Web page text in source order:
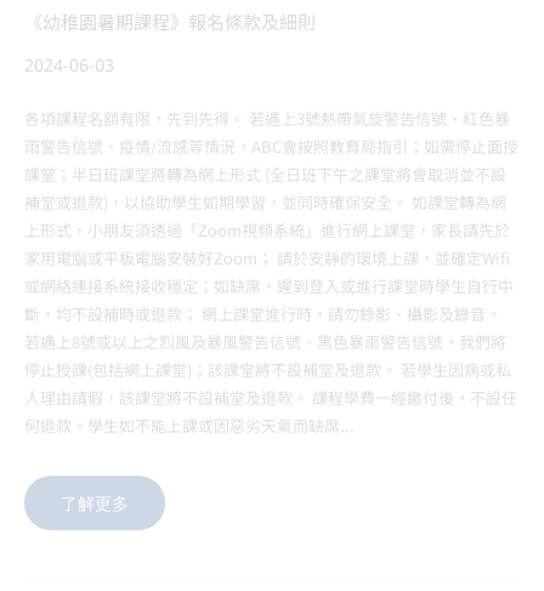
《幼稚園暑期課程》報名條款及細則
2024-06-03
各項課程名額有限，先到先得。 若遇上3號熱帶氣旋警告信號、紅色暴
雨警告信號、疫情/流感等情況，ABC會按照教育局指引；如需停止面授
課堂；半日班課堂將轉為網上形式 (全日班下午之課堂將會取消並不設
補堂或退款)，以協助學生如期學習，並同時確保安全。 如課堂轉為網
上形式，小朋友須透過「Zoom視頻系統」進行網上課堂，家長請先於
家用電腦或平板電腦安裝好Zoom； 請於安靜的環境上課，並確定Wifi
或網絡連接系統接收穩定；如缺席、遲到登入或進行課堂時學生自行中
斷，均不設補時或退款； 網上課堂進行時，請勿錄影、攝影及錄音。
若遇上8號或以上之烈風及暴風警告信號、黑色暴雨警告信號，我們將
停止授課(包括網上課堂)；該課堂將不設補堂及退款。 若學生因病或私
人理由請假，該課堂將不設補堂及退款。 課程學費一經繳付後，不設任
何退款。學生如不能上課或因惡劣天氣而缺席...
了解更多